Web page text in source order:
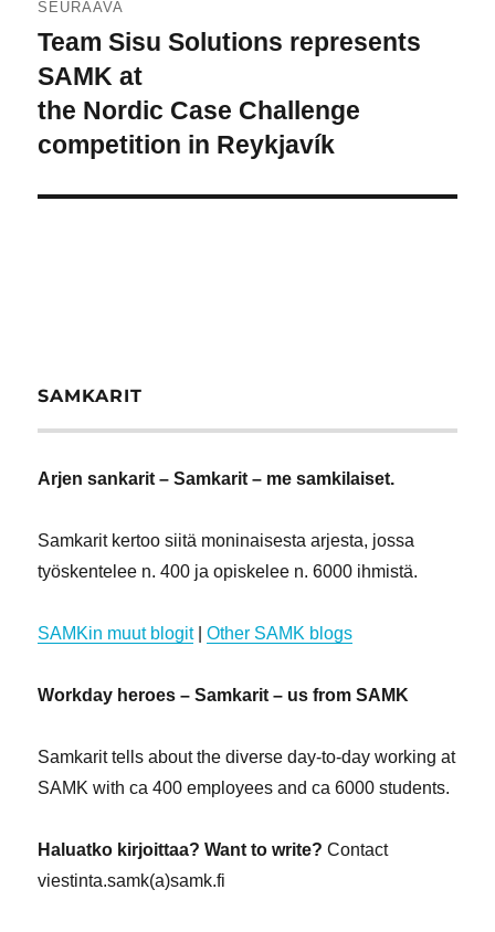
SEURAAVA
Seuraava
artikkeli:
Team Sisu Solutions represents
SAMK at
the Nordic Case Challenge
competition in Reykjavík
SAMKARIT
Arjen sankarit – Samkarit – me samkilaiset.
Samkarit kertoo siitä moninaisesta arjesta, jossa
työskentelee n. 400 ja opiskelee n. 6000 ihmistä.
SAMKin muut blogit|Other SAMK blogs
Workday heroes – Samkarit – us from SAMK
Samkarit tells about the diverse day-to-day working at
SAMK with ca 400 employees and ca 6000 students.
Haluatko kirjoittaa? Want to write? Contact
viestinta.samk(a)samk.fi